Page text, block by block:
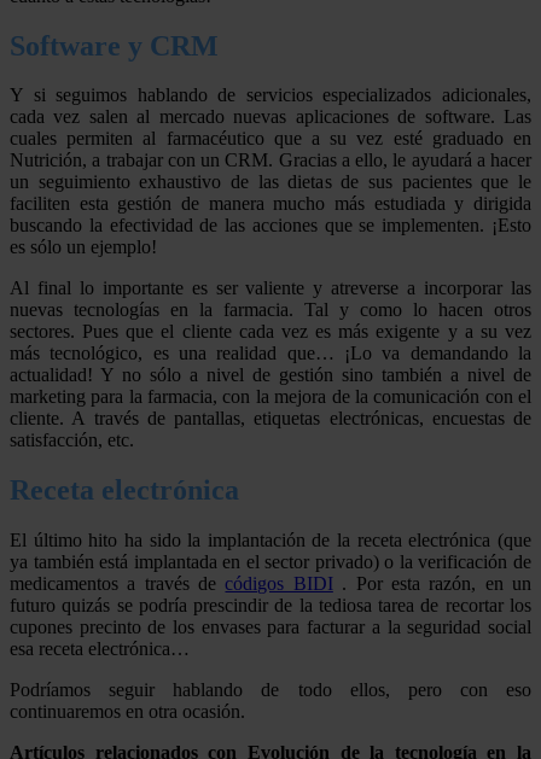
Software y CRM
Y si seguimos hablando de servicios especializados adicionales,
cada vez salen al mercado nuevas aplicaciones de software. Las
cuales permiten al farmacéutico que a su vez esté graduado en
Nutrición, a trabajar con un CRM. Gracias a ello, le ayudará a hacer
un seguimiento exhaustivo de las dietas de sus pacientes que le
faciliten esta gestión de manera mucho más estudiada y dirigida
buscando la efectividad de las acciones que se implementen. ¡Esto
es sólo un ejemplo!
Al final lo importante es ser valiente y atreverse a incorporar las
nuevas tecnologías en la farmacia. Tal y como lo hacen otros
sectores. Pues que el cliente cada vez es más exigente y a su vez
más tecnológico, es una realidad que… ¡Lo va demandando la
actualidad! Y no sólo a nivel de gestión sino también a nivel de
marketing para la farmacia, con la mejora de la comunicación con el
cliente. A través de pantallas, etiquetas electrónicas, encuestas de
satisfacción, etc.
Receta electrónica
El último hito ha sido la implantación de la receta electrónica (que
ya también está implantada en el sector privado) o la verificación de
medicamentos a través de códigos BIDI. Por esta razón, en un
futuro quizás se podría prescindir de la tediosa tarea de recortar los
cupones precinto de los envases para facturar a la seguridad social
esa receta electrónica…
Podríamos seguir hablando de todo ellos, pero con eso
continuaremos en otra ocasión.
Artículos relacionados con Evolución de la tecnología en la